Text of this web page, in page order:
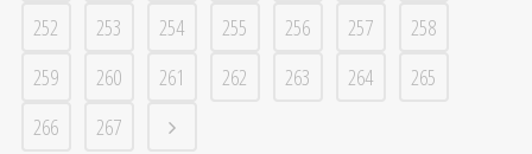
252
253 254 255 256 257
258
259
260 261 262 263 264
265
266
267